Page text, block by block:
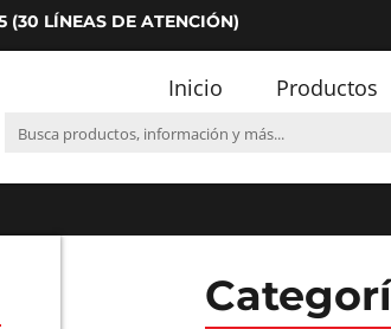
(30 LÍNEAS DE ATENCIÓN)
Inicio Productos